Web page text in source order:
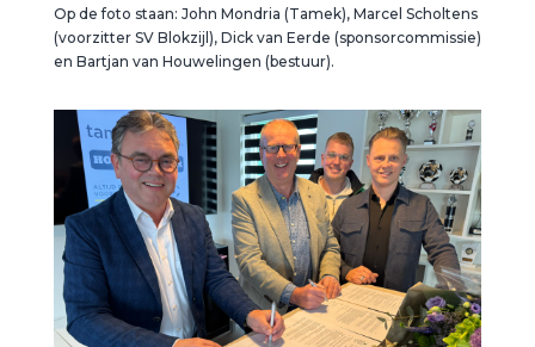
Op de foto staan: John Mondria (Tamek), Marcel Scholtens
(voorzitter SV Blokzijl), Dick van Eerde (sponsorcommissie)
en Bartjan van Houwelingen (bestuur).